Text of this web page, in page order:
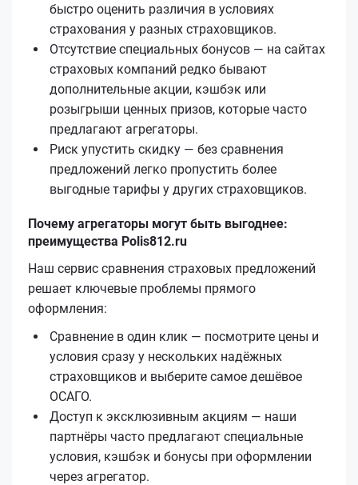
быстро оценить различия в условиях
страхования у разных страховщиков.
Отсутствие специальных бонусов — на сайтах
страховых компаний редко бывают
дополнительные акции, кэшбэк или
розыгрыши ценных призов, которые часто
предлагают агрегаторы.
Риск упустить скидку — без сравнения
предложений легко пропустить более
выгодные тарифы у других страховщиков.
Почему агрегаторы могут быть выгоднее:
преимущества Polis812.ru
Наш сервис сравнения страховых предложений
решает ключевые проблемы прямого
оформления:
Сравнение в один клик — посмотрите цены и
условия сразу у нескольких надёжных
страховщиков и выберите самое дешёвое
ОСАГО.
Доступ к эксклюзивным акциям — наши
партнёры часто предлагают специальные
условия, кэшбэк и бонусы при оформлении
через агрегатор.